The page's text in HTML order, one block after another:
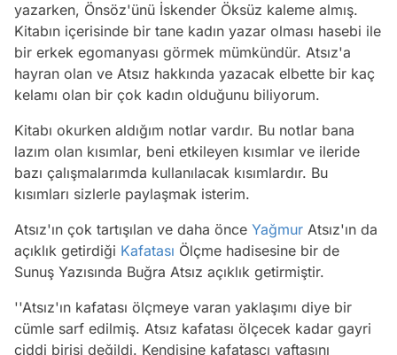
yazarken, Önsöz'ünü İskender Öksüz kaleme almış.
Kitabın içerisinde bir tane kadın yazar olması hasebi ile
bir erkek egomanyası görmek mümkündür. Atsız'a
hayran olan ve Atsız hakkında yazacak elbette bir kaç
kelamı olan bir çok kadın olduğunu biliyorum.
Kitabı okurken aldığım notlar vardır. Bu notlar bana
lazım olan kısımlar, beni etkileyen kısımlar ve ileride
bazı çalışmalarımda kullanılacak kısımlardır. Bu
kısımları sizlerle paylaşmak isterim.
Atsız'ın çok tartışılan ve daha önce Yağmur Atsız'ın da
açıklık getirdiği Kafatası Ölçme hadisesine bir de
Sunuş Yazısında Buğra Atsız açıklık getirmiştir.
''Atsız'ın kafatası ölçmeye varan yaklaşımı diye bir
cümle sarf edilmiş. Atsız kafatası ölçecek kadar gayri
ciddi birisi değildi. Kendisine kafatasçı yaftasını